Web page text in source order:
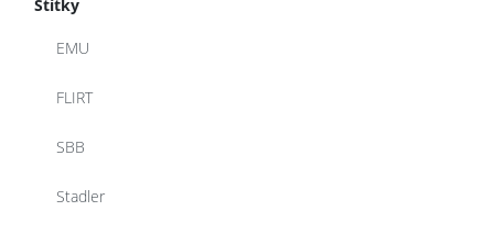
Štítky
EMU
FLIRT
SBB
Stadler